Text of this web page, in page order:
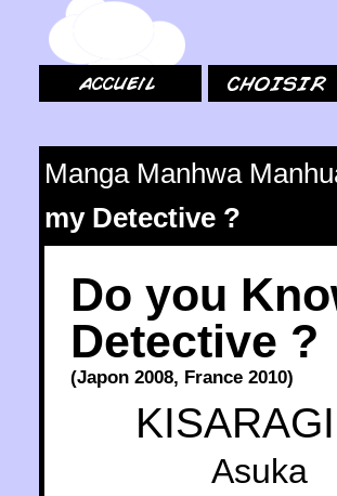
Manga Manhwa
my Detective ?
Do you
Detective ?
(Japon 2008, France 2010)
Asuka